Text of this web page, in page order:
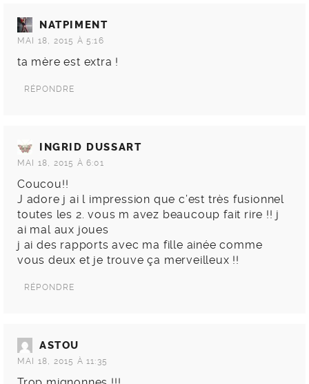
NATPIMENT
MAI 18, 2015 À 5:16
ta mère est extra !
RÉPONDRE
INGRID DUSSART
MAI 18, 2015 À 6:01
Coucou!!
J adore j ai l impression que c’est très fusionnel
toutes les 2. vous m avez beaucoup fait rire !! j
ai mal aux joues
j ai des rapports avec ma fille ainée comme
vous deux et je trouve ça merveilleux !!
RÉPONDRE
ASTOU
MAI 18, 2015 À 11:35